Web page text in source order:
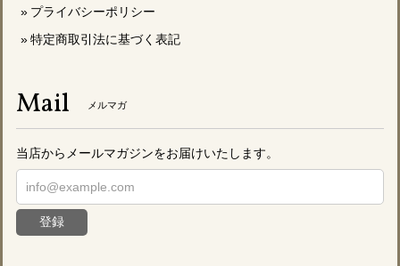
プライバシーポリシー
特定商取引法に基づく表記
Mail メルマガ
当店からメールマガジンをお届けいたします。
登録